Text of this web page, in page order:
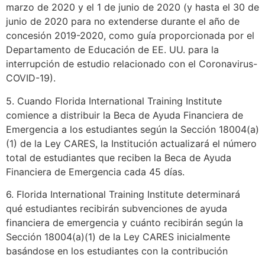
marzo de 2020 y el 1 de junio de 2020 (y hasta el 30 de
junio de 2020 para no extenderse durante el año de
concesión 2019-2020, como guía proporcionada por el
Departamento de Educación de EE. UU. para la
interrupción de estudio relacionado con el Coronavirus-
COVID-19).
5. Cuando Florida International Training Institute
comience a distribuir la Beca de Ayuda Financiera de
Emergencia a los estudiantes según la Sección 18004(a)
(1) de la Ley CARES, la Institución actualizará el número
total de estudiantes que reciben la Beca de Ayuda
Financiera de Emergencia cada 45 días.
6. Florida International Training Institute determinará
qué estudiantes recibirán subvenciones de ayuda
financiera de emergencia y cuánto recibirán según la
Sección 18004(a)(1) de la Ley CARES inicialmente
basándose en los estudiantes con la contribución